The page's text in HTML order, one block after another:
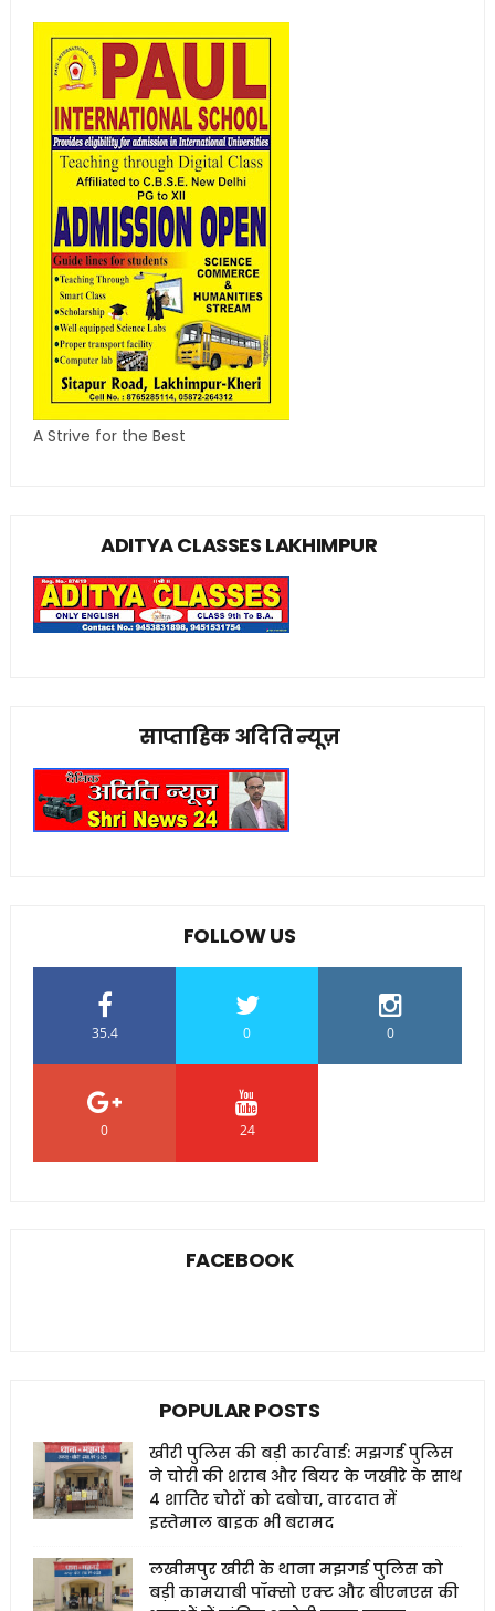
A Strive for the Best
ADITYA CLASSES LAKHIMPUR
साप्ताहिक अदिति न्यूज़
FOLLOW US
35.4 0 0
0 24
FACEBOOK
POPULAR POSTS
खीरी पुलिस की बड़ी कार्रवाई: मझगई पुलिस
ने चोरी की शराब और बियर के जखीरे के साथ
4 शातिर चोरों को दबोचा, वारदात में
इस्तेमाल बाइक भी बरामद
लखीमपुर खीरी के थाना मझगई पुलिस को
बड़ी कामयाबी पॉक्सो एक्ट और बीएनएस की